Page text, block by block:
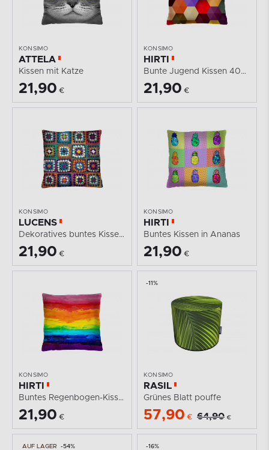
KONSIMO
ATTELA
Kissen mit Katze
21,90 €
KONSIMO
HIRTI
Bunte Jugend Kissen 40x40
21,90 €
KONSIMO
LUCENS
Dekoratives buntes Kissen 40x40
21,90 €
KONSIMO
HIRTI
Buntes Kissen in Ananas
21,90 €
KONSIMO
HIRTI
Buntes Regenbogen-Kissen 40x40
21,90 €
-11%
KONSIMO
RASIL
Grünes Blatt pouffe
57,90 € 64,90 €
AUF LAGER -54% -16%